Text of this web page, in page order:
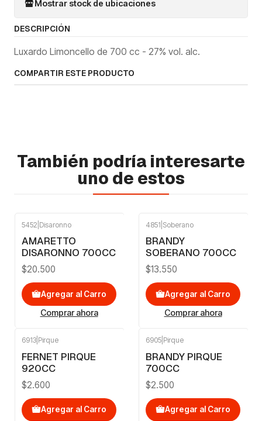
Mostrar stock de ubicaciones
DESCRIPCIÓN
Luxardo Limoncello de 700 cc - 27% vol. alc.
COMPARTIR ESTE PRODUCTO
También podría interesarte
uno de estos
5452 Disaronno
AMARETTO
DISARONNO 700CC
$20.500
Agregar al Carro
Comprar ahora
4851 Soberano
BRANDY
SOBERANO 700CC
$13.550
Agregar al Carro
Comprar ahora
6913 Pirque
FERNET PIRQUE
920CC
$2.600
Agregar al Carro
6905 Pirque
BRANDY PIRQUE
700CC
$2.500
Agregar al Carro